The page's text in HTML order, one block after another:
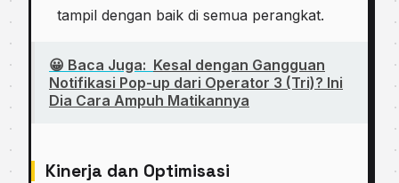
tampil dengan baik di semua perangkat.
😀 Baca Juga: Kesal dengan Gangguan
Notifikasi Pop-up dari Operator 3 (Tri)? Ini
Dia Cara Ampuh Matikannya
Kinerja dan Optimisasi